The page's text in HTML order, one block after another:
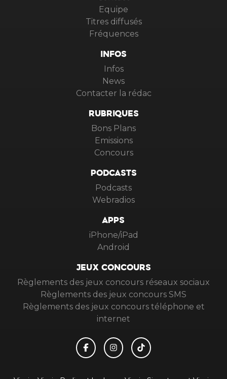
Equipe
Titres diffusés
Fréquences
INFOS
Infos
News
Contacter la rédac
RUBRIQUES
Bons Plans
Emissions
Concours
PODCASTS
Podcasts
Webradios
APPS
iPhone/iPad
Android
JEUX CONCOURS
Règlements des jeux concours réseaux sociaux
Règlements des jeux concours SMS
Règlements des jeux concours téléphone et
internet